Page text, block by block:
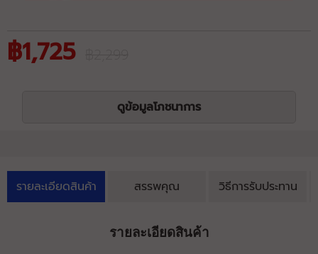
฿1,725
ดูข้อมูลโภชนาการ
รายละเอียดสินค้า สรรพคุณ วิธีการรับประทาน
รายละเอียดสินค้า